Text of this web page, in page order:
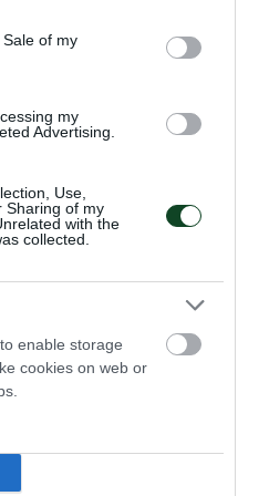
purposes in below Google
of my
my
Advertising.
Use,
Sharing of my
with the
collected.
enable storage
cookies on web or
Παναθηναϊκός
γυναικών
του Παναθηναϊκού
εξασφαλίζοντας τον
των πλέι οφ.